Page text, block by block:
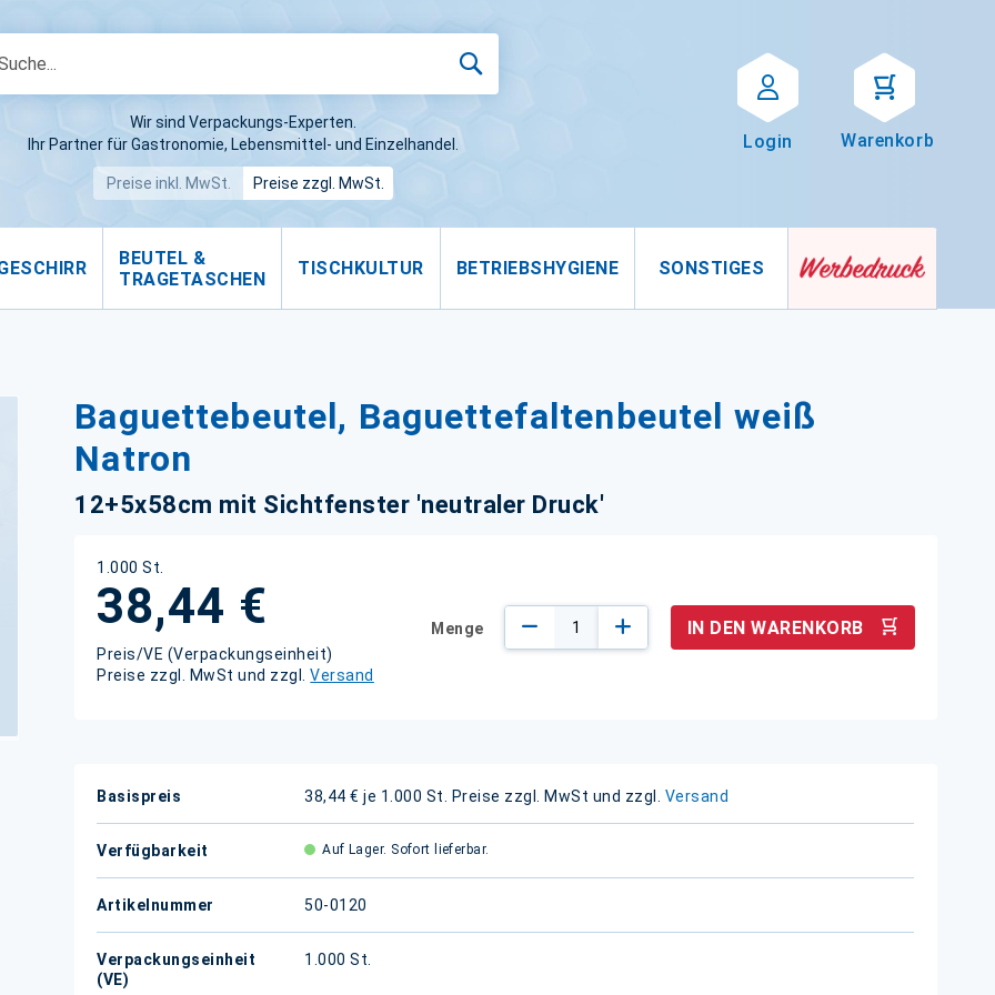
Wir sind Verpackungs-Experten.
Ihr Partner für Gastronomie, Lebensmittel- und Einzelhandel.
Preise inkl. MwSt. Preise zzgl. MwSt.
Login Warenkorb
BEUTEL &
TRAGETASCHEN
TISCHKULTUR BETRIEBSHYGIENE SONSTIGES
Baguettebeutel, Baguettefaltenbeutel weiß
Natron
12+5x58cm mit Sichtfenster 'neutraler Druck'
1.000 St.
38,44 €
Preis/VE (Verpackungseinheit)
Preise zzgl. MwSt und zzgl.Versand
Menge IN DEN WARENKORB
Weitere
Basispreis 38,44 € je 1.000 St. Preise zzgl. MwSt und zzgl. Versand
Verfügbarkeit Auf Lager. Sofort lieferbar.
Artikelnummer 50-0120
Verpackungseinheit
(VE)
1.000 St.